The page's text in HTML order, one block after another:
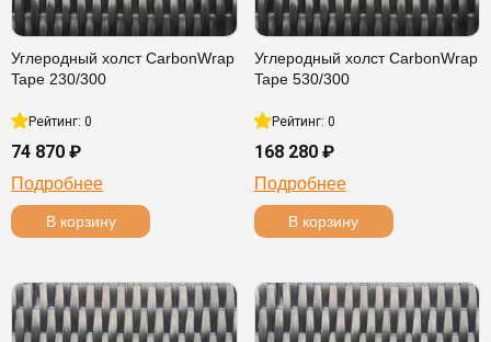
Углеродный холст CarbonWrap
Tape 230/300
Рейтинг: 0
74 870 ₽
Подробнее
В корзину
Углеродный холст CarbonWrap
Tape 530/300
Рейтинг: 0
168 280 ₽
Подробнее
В корзину